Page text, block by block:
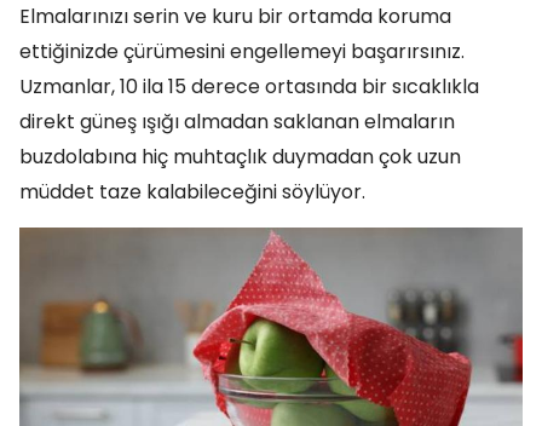
Elmalarınızı serin ve kuru bir ortamda koruma
ettiğinizde çürümesini engellemeyi başarırsınız.
Uzmanlar, 10 ila 15 derece ortasında bir sıcaklıkla
direkt güneş ışığı almadan saklanan elmaların
buzdolabına hiç muhtaçlık duymadan çok uzun
müddet taze kalabileceğini söylüyor.